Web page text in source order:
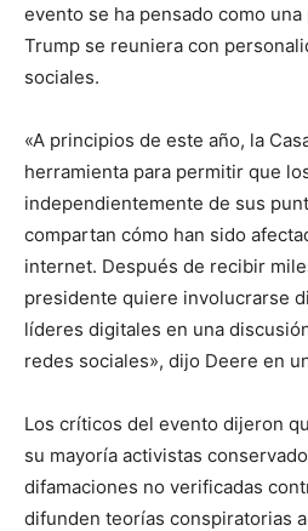
evento se ha pensado como
Trump se reuniera con
sociales.
«A principios de este año, la
herramienta para permitir que
independientemente de sus
compartan cómo han sido
internet. Después de recibir
presidente quiere involucrarse
líderes digitales en una
redes sociales», dijo Deere en
Los críticos del evento dijeron
su mayoría activistas
difamaciones no verificadas
difunden teorías conspiratorias